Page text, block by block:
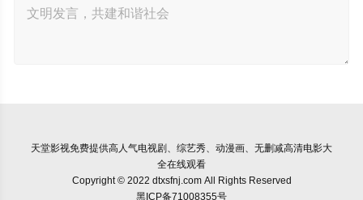
天堂影视免费提供高人气电视剧、综艺秀、动漫画、无删减高清电影大
全在线观看
Copyright © 2022 dtxsfnj.com All Rights Reserved
黑ICP备71008355号